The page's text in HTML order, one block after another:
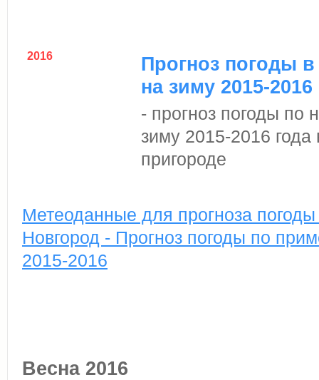
2016
Прогноз погоды
на зиму 2015-
- прогноз погоды по
зиму 2015-2016
пригороде
Метеоданные для прогноза
Новгород - Прогноз погоды по
2015-2016
Весна 2016